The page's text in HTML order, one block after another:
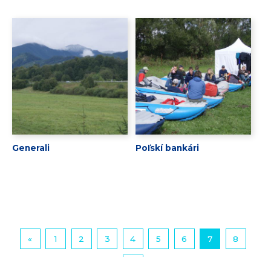
Generali Poľskí bankári
« 1 2 3 4 5 6 7 8